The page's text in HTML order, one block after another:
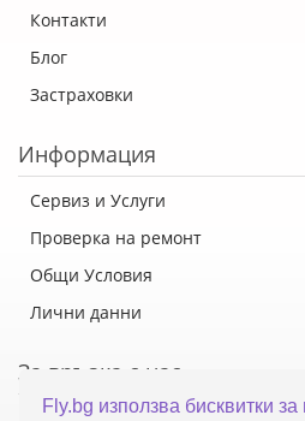
Fly.bg използва бисквитки
Контакти
Блог
Застраховки
Информация
Сервиз и Услуги
Проверка на ремонт
Общи Условия
Лични данни
За връзка с нас